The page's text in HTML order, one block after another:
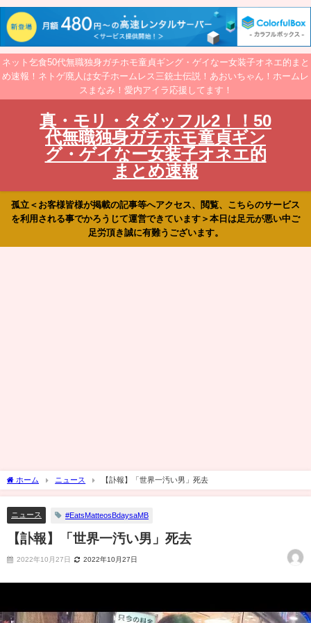
ネット乞食50代無職独身ガチホモ童貞ギング・ゲイなー女装子オネエ的まと
め速報！ネトゲ廃人は女子ホームレス三銃士伝説！あおいちゃん！ホームレ
スまなみ！愛内アイラ応援してます！
真・モリ・タダッフル2！！50
代無職独身ガチホモ童貞ギン
グ・ゲイなー女装子オネエ的
まとめ速報
孤立＜お客様皆様が掲載の記事等へアクセス、閲覧、こちらのサービス
を利用される事でかろうじて運営できています＞本日は足元が悪い中ご
足労頂き誠に有難うございます。
ホーム ニュース 【訃報】「世界一汚い男」死去
ニュース #EatsMatteosBdaysaMB
【訃報】「世界一汚い男」死去
2022年10月27日 2022年10月27日